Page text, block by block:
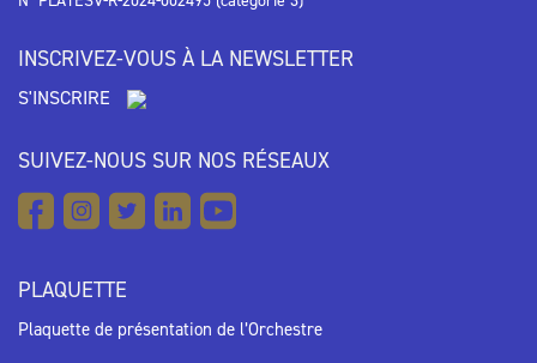
INSCRIVEZ-VOUS À LA NEWSLETTER
S'INSCRIRE
SUIVEZ-NOUS SUR NOS RÉSEAUX
PLAQUETTE
Plaquette de présentation de l’Orchestre